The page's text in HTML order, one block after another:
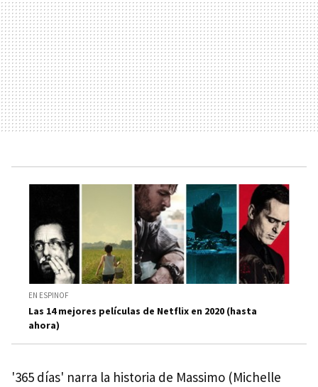
EN ESPINOF
Las 14 mejores películas de Netflix en 2020 (hasta
ahora)
'365 días' narra la historia de Massimo (Michelle